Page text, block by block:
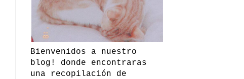
Bienvenidos a nuestro
blog! donde encontraras
una recopilación de